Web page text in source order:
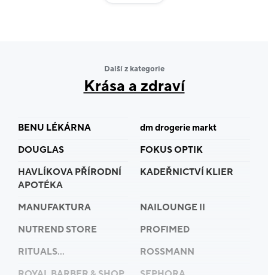
Další z kategorie
Krása a zdraví
BENU LÉKÁRNA
dm drogerie markt
DOUGLAS
FOKUS OPTIK
HAVLÍKOVA PŘÍRODNÍ
APOTÉKA
KADEŘNICTVÍ KLIER
MANUFAKTURA
NAILOUNGE II
NUTREND STORE
PROFIMED
RITUALS...
ROSSMANN